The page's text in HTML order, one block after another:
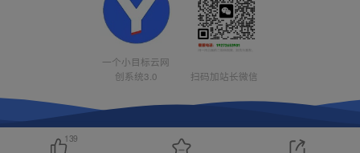
一个小目标云网
创系统3.0
扫码加站长微信
139